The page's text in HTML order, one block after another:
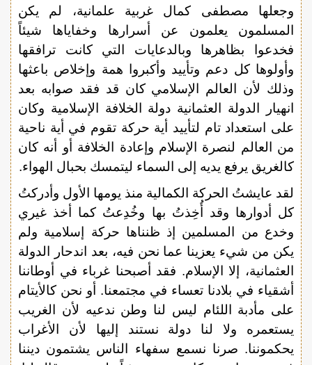
وجعلها مصطفى كمال غربية علمانية، لم يكن
المسلمون يعلمون عن أسرارها وخفاياها شيئاً
فخدعوا بظاهرها وبالدعايات التي كانت ترافقها
وأولوها كل دعم وتأييد وأكبروا همة وإخلاص باعثها
وذلك لأن العالم الإسلامي كان قد فقد صوابه بعد
انهيار الدولة العثمانية دولة الخلافة الإسلامية وكان
على استعداد تام لتأييد أية حركة تقوم في أية ناحية
من العالم لنصرة الإسلام وإعادة الخلافة أو أنه كان
كالغريق يرفع يديه إلى السماء ليتمسك بحبال الهواء.
لقد عايشتُ الحركة الكمالية منذ يومها الأول وأدركتُ
كل أدوارها وقد أُخِذتُ بها وخُدِعتُ كما أخذ غيري
وخدع من المسلمين إذ ظنناها حركة إسلامية ولم
يكن من شيء يعزينا عما نحن فيه، بعد اندحار الدولة
العثمانية، إلا الإسلام. فقد أصبحنا غرباء في أوطاننا
أشقياء في بلادنا تعساء في مجتمعنا. أو نحن كالأيتام
على مأدبة اللئام ليس لنا وطن ندعيه لأن الغريب
يستعمره ولا لنا دولة نستند إليها لأن الأغراب
يحكموننا. صرنا نسمع سفهاء الناس يشتمون ديننا